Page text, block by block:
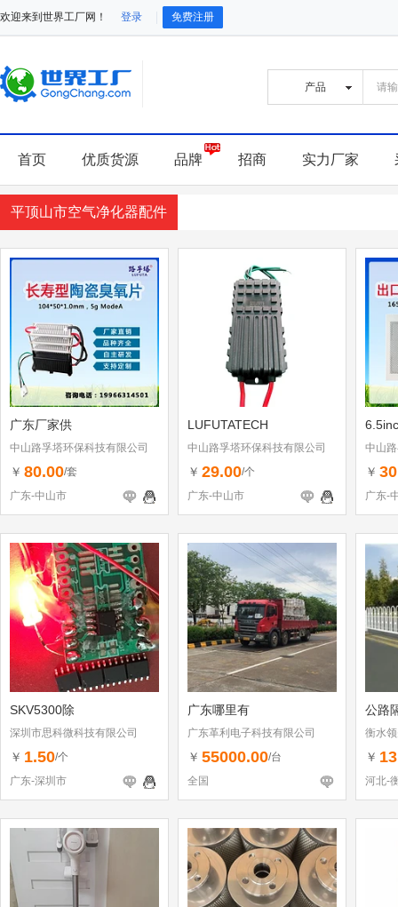
欢迎来到世界工厂网！ 登录 免费注册
首页 优质货源 品牌 招商 实力厂家
平顶山市空气净化器配件
广东厂家供
中山路孚塔环保科技有限公司
￥ 80.00/套
广东-中山市
LUFUTATECH
中山路孚塔环保科技有限公司
￥ 29.00/个
广东-中山市
中山
￥
广东-
SKV5300除
深圳市思科微科技有限公司
￥ 1.50/个
广东-深圳市
广东哪里有
广东革利电子科技有限公司
￥ 55000.00/台
全国
公路
衡水
￥
河北-